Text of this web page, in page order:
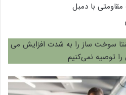
با دمبل
سوخت ساز را به شدت افزایش می
توصیه نمی‌کنیم